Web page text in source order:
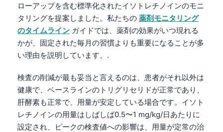
ローアップを含む標準化されたイソトレチノインのモニ
タリングを提案しました。私たちの 薬剤モニタリング
のタイムライン ガイドでは、薬剤の効果がいつ現れる
かが、固定された毎月の習慣よりも重要になることが多
い理由を説明しています。.
検査の削減が最も妥当と言えるのは、患者がそれ以外は
健康で、ベースラインのトリグリセリドが正常であり、
肝酵素も正常で、用量が安定している場合です。イソト
レチノインの用量はしばしば0.5〜1 mg/kg/日あたりに
設定され、ピークの検査値への影響は、用量が定常の治